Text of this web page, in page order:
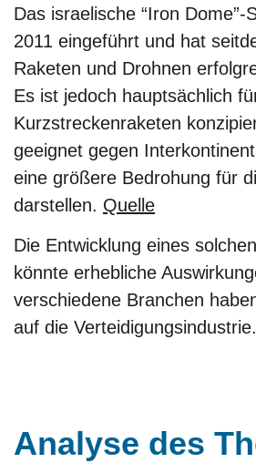
Das israelische “Iron Dome”-
2011 eingeführt und hat
Raketen und Drohnen
Es ist jedoch hauptsächlich
Kurzstreckenraketen
geeignet gegen
eine größere Bedrohung für
darstellen. Quelle
Die Entwicklung eines
könnte erhebliche
verschiedene Branchen
auf die Verteidigungsindustrie.
Analyse des